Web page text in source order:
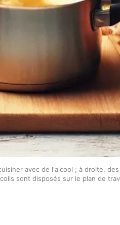
avec de l'alcool ; à droite,
sont disposés sur le plan de